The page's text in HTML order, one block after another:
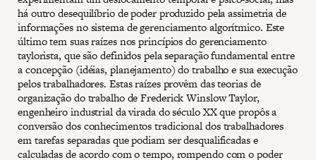
há outro desequilíbrio de poder produzido pela assimetria de
informações no sistema de gerenciamento algorítmico. Este
último tem suas raízes nos princípios do gerenciamento
taylorista, que são definidos pela separação fundamental entre
a concepção (idéias, planejamento) do trabalho e sua execução
pelos trabalhadores. Estas raízes provêm das teorias de
organização do trabalho de Frederick Winslow Taylor,
engenheiro industrial da virada do século XX que propôs a
conversão dos conhecimentos tradicional dos trabalhadores
em tarefas separadas que podiam ser desqualificadas e
calculadas de acordo com o tempo, rompendo com o poder